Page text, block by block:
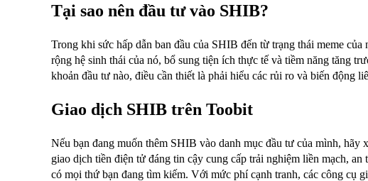
Tại sao nên đầu tư vào SHIB?
Trong khi sức hấp dẫn ban đầu của SHIB đến từ trạng thái meme
rộng hệ sinh thái của nó, bổ sung tiện ích thực tế và tiềm năng tăng
khoản đầu tư nào, điều cần thiết là phải hiểu các rủi ro và biến động
Giao dịch SHIB trên Toobit
Nếu bạn đang muốn thêm SHIB vào danh mục đầu tư của mình, hãy
giao dịch tiền điện tử đáng tin cậy cung cấp trải nghiệm liền mạch,
có mọi thứ bạn đang tìm kiếm. Với mức phí cạnh tranh, các công cụ